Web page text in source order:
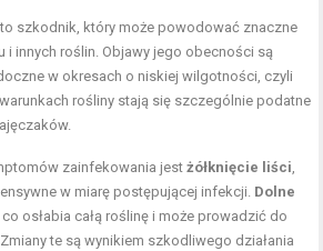
szkodnik, który może powodować znaczne
i innych roślin. Objawy jego obecności są
w okresach o niskiej wilgotności, czyli
rośliny stają się szczególnie podatne
zainfekowania jestżółknięcie liści,
w miarę postępującej infekcji. Dolne
osłabia całą roślinę i może prowadzić do
te są wynikiem szkodliwego działania